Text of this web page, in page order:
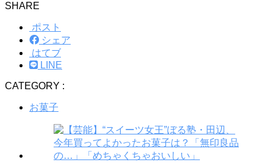
SHARE
ポスト
シェア
はてブ
LINE
CATEGORY :
お菓子